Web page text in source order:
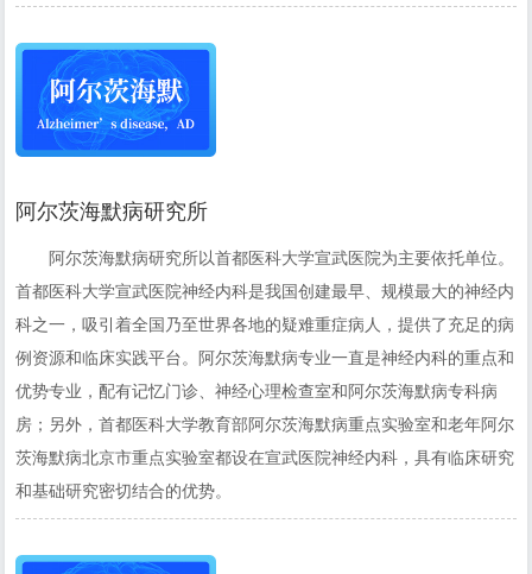
阿尔茨海默病研究所
阿尔茨海默病研究所以首都医科大学宣武医院为主要依托单位。
首都医科大学宣武医院神经内科是我国创建最早、规模最大的神经内
科之一，吸引着全国乃至世界各地的疑难重症病人，提供了充足的病
例资源和临床实践平台。阿尔茨海默病专业一直是神经内科的重点和
优势专业，配有记忆门诊、神经心理检查室和阿尔茨海默病专科病
房；另外，首都医科大学教育部阿尔茨海默病重点实验室和老年阿尔
茨海默病北京市重点实验室都设在宣武医院神经内科，具有临床研究
和基础研究密切结合的优势。